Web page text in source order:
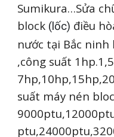
Sumikura…Sửa
block (lốc) điều
nước tại Bắc ninh
,công suất
suất máy nén